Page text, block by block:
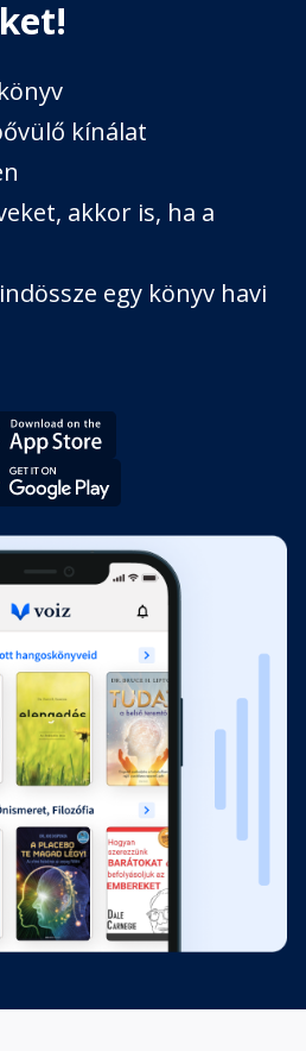
kínálat
akkor is, ha a
egy könyv havi